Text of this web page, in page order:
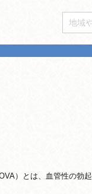
）とは、血管性の勃起